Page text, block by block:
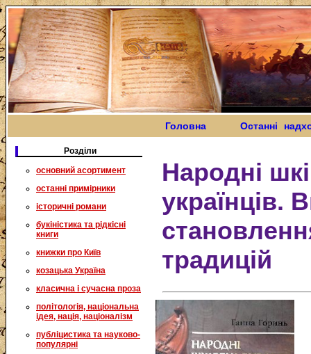
Головна Останні
Розділи
основний асортимент
останні примірники
історичні романи
букіністика та рідкісні
книги
книжки про Київ
козацька Україна
класична і сучасна проза
політологія, національна
ідея, нація, націоналізм
публіцистика та науково-
популярні
Народні
українців.
традицій